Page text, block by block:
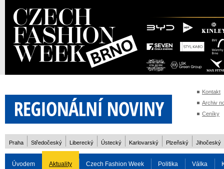
Kontakt
Archiv
Ceníky
Praha Středočeský Liberecký Ústecký Karlovarský Plzeňský Jihočeský
Úvodem Aktuality Czech Fashion Week Politika Válka